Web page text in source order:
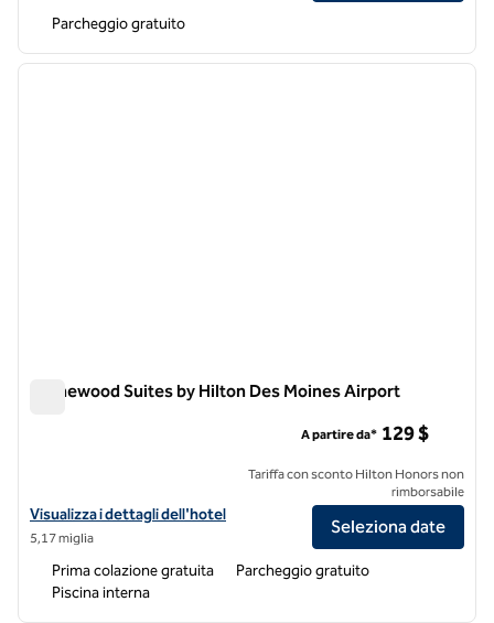
Parcheggio gratuito
1 di 12
Homewood Suites by Hilton Des Moines Airport
Visualizza i dettagli dell'hotel Homewood Suites by Hilton Des
Visualizza i dettagli dell'hotel
5,17 miglia
A partire da* 129 $
Tariffa con sconto Hilton Honors non
rimborsabile
Seleziona date
Prima colazione gratuita
Parcheggio gratuito
Piscina interna